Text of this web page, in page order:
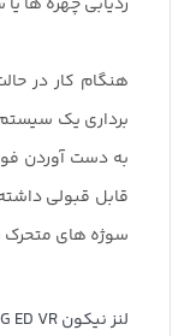
برداری یک
به دست آوردن
قابل قبولی
سوژه های متحرک
لنز نیکون AF-S DX NIKKOR 18-140mm f/3.5-5.6G ED VR